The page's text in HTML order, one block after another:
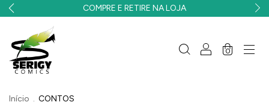
COMPRE E RETIRE NA LOJA
0
Início . CONTOS